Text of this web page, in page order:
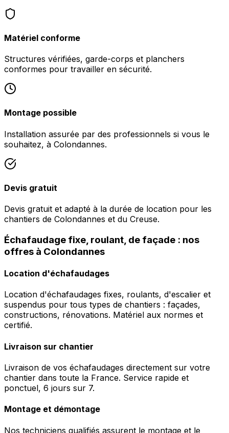
Matériel conforme
Structures vérifiées, garde-corps et planchers
conformes pour travailler en sécurité.
Montage possible
Installation assurée par des professionnels si vous le
souhaitez, à Colondannes.
Devis gratuit
Devis gratuit et adapté à la durée de location pour les
chantiers de Colondannes et du Creuse.
Échafaudage fixe, roulant, de façade : nos
offres à Colondannes
Location d'échafaudages
Location d'échafaudages fixes, roulants, d'escalier et
suspendus pour tous types de chantiers : façades,
constructions, rénovations. Matériel aux normes et
certifié.
Livraison sur chantier
Livraison de vos échafaudages directement sur votre
chantier dans toute la France. Service rapide et
ponctuel, 6 jours sur 7.
Montage et démontage
Nos techniciens qualifiés assurent le montage et le